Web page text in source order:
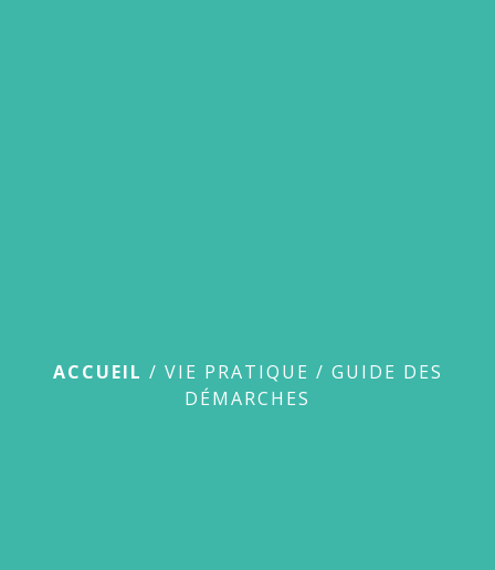
ACCUEIL / VIE PRATIQUE / GUIDE DES
DÉMARCHES